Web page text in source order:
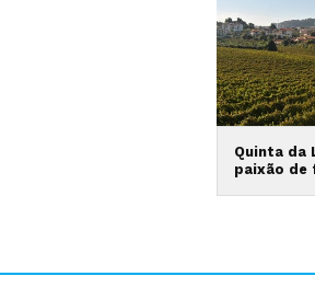
Quinta da
paixão de